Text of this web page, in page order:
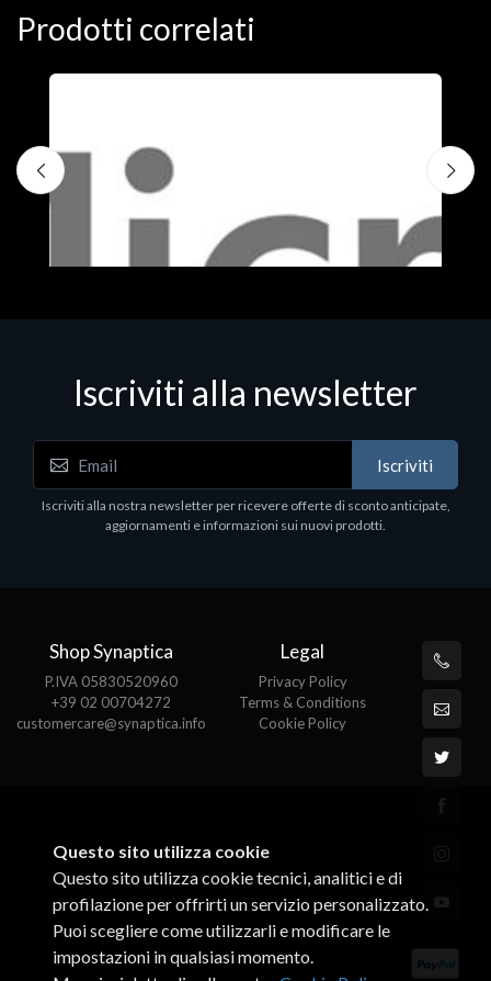
Prodotti correlati
Software - Office Productivity
MS OFFICE H&S 2021 ESD
Iscriviti alla newsletter
Iscriviti
Iscriviti alla nostra newsletter per ricevere offerte di sconto anticipate,
aggiornamenti e informazioni sui nuovi prodotti.
Shop Synaptica
P.IVA 05830520960
+39 02 00704272
customercare@synaptica.info
Legal
Privacy Policy
Terms & Conditions
Cookie Policy
Questo sito utilizza cookie
Questo sito utilizza cookie tecnici, analitici e di
profilazione per offrirti un servizio personalizzato.
Puoi scegliere come utilizzarli e modificare le
impostazioni in qualsiasi momento.